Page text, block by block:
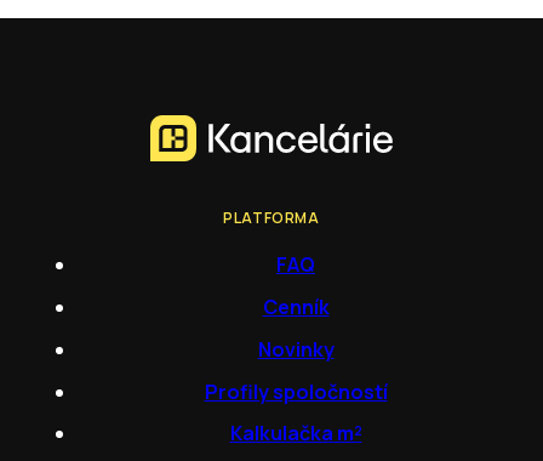
PLATFORMA
FAQ
Cenník
Novinky
Profily spoločností
Kalkulačka m²